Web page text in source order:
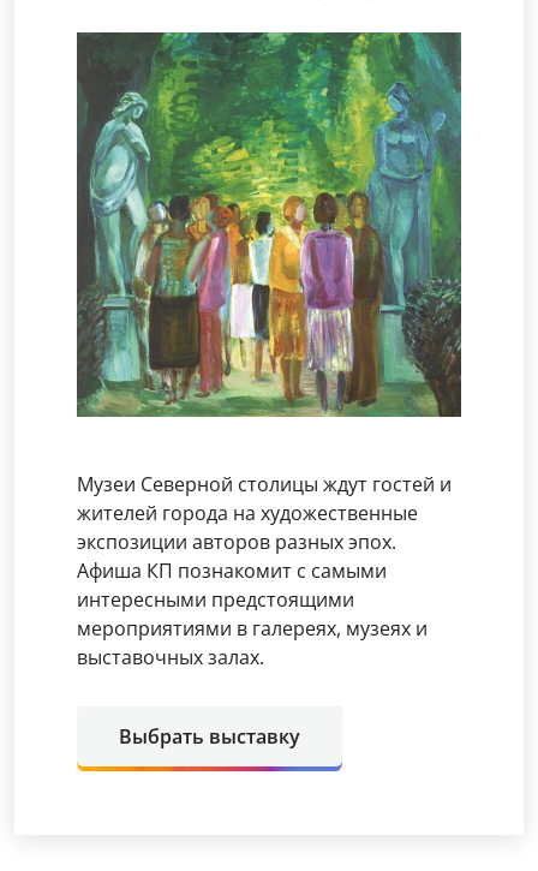
Музеи Северной столицы ждут гостей и
жителей города на художественные
экспозиции авторов разных эпох.
Афиша КП познакомит с самыми
интересными предстоящими
мероприятиями в галереях, музеях и
выставочных залах.
Выбрать выставку